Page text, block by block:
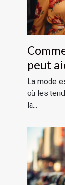
peut
style
La mode
où les
la...